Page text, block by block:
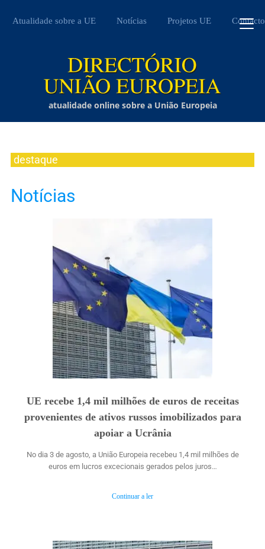
Atualidade sobre a UE Notícias Projetos UE Contacto
atualidade online sobre a União Europeia
destaque
Notícias
UE recebe 1,4 mil milhões de euros de receitas
provenientes de ativos russos imobilizados para
apoiar a Ucrânia
No dia 3 de agosto, a União Europeia recebeu 1,4 mil milhões de
euros em lucros excecionais gerados pelos juros…
Continuar a ler